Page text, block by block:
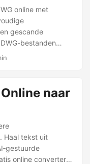
online met
gescande
bestanden
naar
Haal tekst uit
online converter